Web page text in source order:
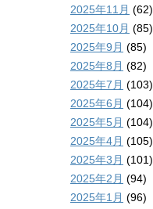
2025年11月 (62)
2025年10月 (85)
2025年9月 (85)
2025年8月 (82)
2025年7月 (103)
2025年6月 (104)
2025年5月 (104)
2025年4月 (105)
2025年3月 (101)
2025年2月 (94)
2025年1月 (96)